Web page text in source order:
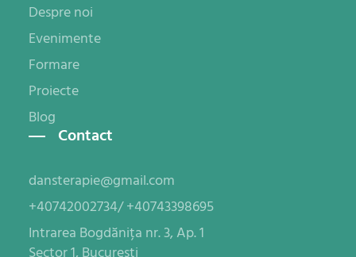
Despre noi
Evenimente
Formare
Proiecte
Blog
Contact
dansterapie@gmail.com
+40742002734/ +40743398695
Intrarea Bogdănița nr. 3, Ap. 1